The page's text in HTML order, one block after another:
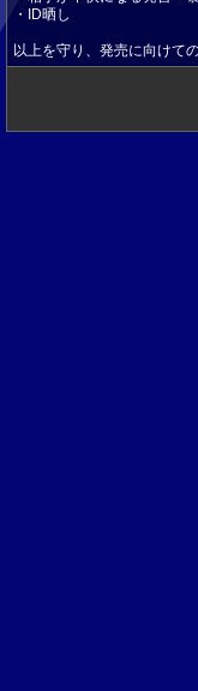
・ID晒し
以上を守り、発売に向けて